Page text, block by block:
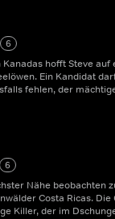
6
hofft Steve auf
Ein Kandidat
fehlen, der
6
Nähe beobachten
Costa Ricas.
Killer, der im